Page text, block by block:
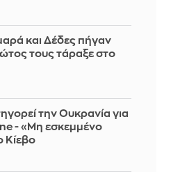
και Δέδες πήγαν
τους τάραξε στο
την Ουκρανία για
- «Μη εσκεμμένο
Κίεβο